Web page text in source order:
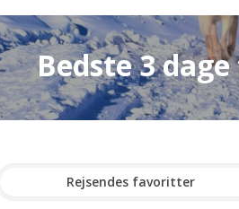
Bedste 3
Rejsendes favoritter